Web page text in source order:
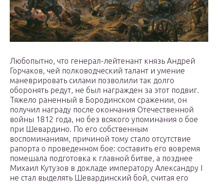
Любопытно, что генерал-лейтенант князь Андрей
Горчаков, чей полководческий талант и умение
маневрировать силами позволили так долго
оборонять редут, не был награжден за этот подвиг.
Тяжело раненный в Бородинском сражении, он
получил награду после окончания Отечественной
войны 1812 года, но без всякого упоминания о бое
при Шевардино. По его собственным
воспоминаниям, причиной тому стало отсутствие
рапорта о проведенном бое: составить его вовремя
помешала подготовка к главной битве, а позднее
Михаил Кутузов в докладе императору Александру I
не стал выделять Шевардинский бой, считая его